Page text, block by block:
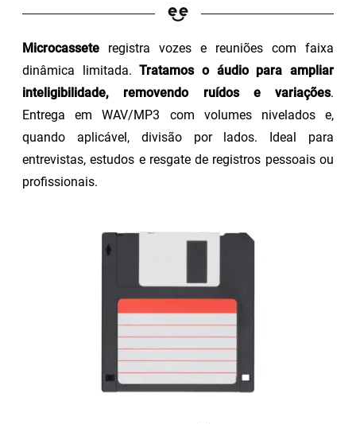
Microcassete registra vozes e reuniões com faixa
dinâmica limitada.Tratamos o áudio para ampliar
inteligibilidade, removendo ruídos e variações.
Entrega em WAV/MP3 com volumes nivelados e,
quando aplicável, divisão por lados. Ideal para
entrevistas, estudos e resgate de registros pessoais ou
profissionais.